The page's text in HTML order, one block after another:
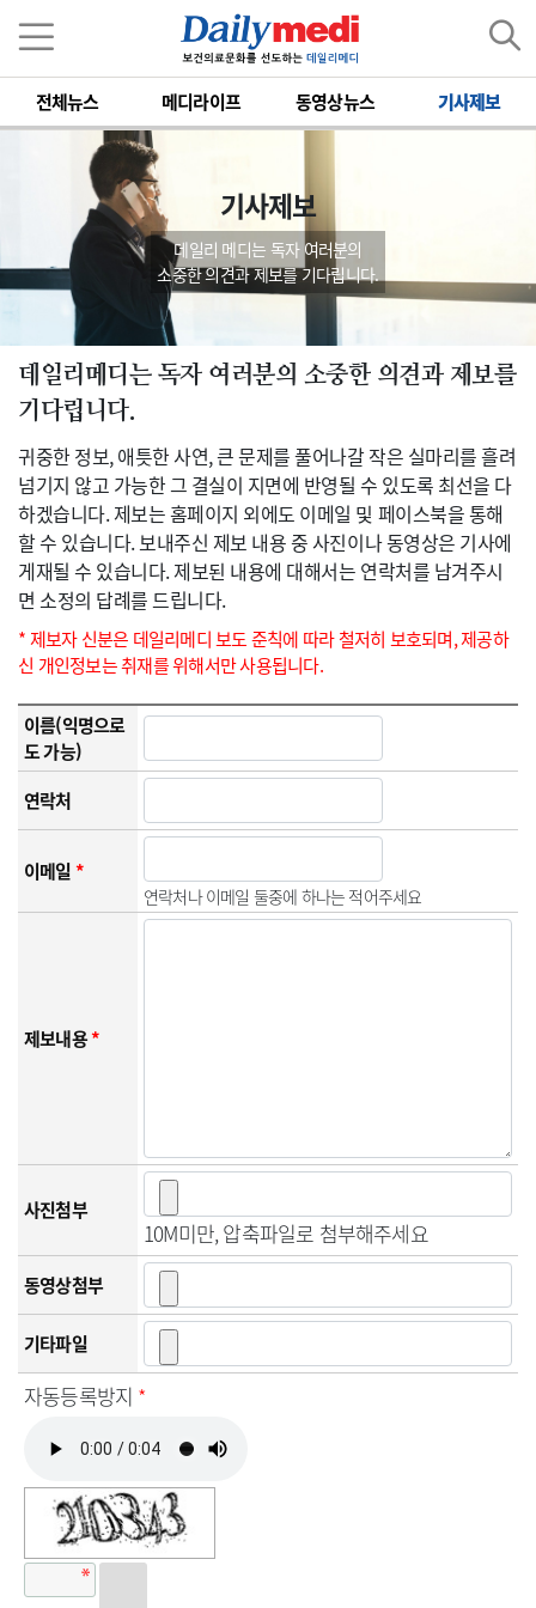
전체뉴스 메디라이프 동영상뉴스 기사제보
기사제보
데일리 메디는 독자 여러분의
소중한 의견과 제보를 기다립니다.
데일리메디는 독자 여러분의 소중한 의견과 제보를
기다립니다.
귀중한 정보, 애틋한 사연, 큰 문제를 풀어나갈 작은 실마리를 흘려
넘기지 않고 가능한 그 결실이 지면에 반영될 수 있도록 최선을 다
하겠습니다. 제보는 홈페이지 외에도 이메일 및 페이스북을 통해
할 수 있습니다. 보내주신 제보 내용 중 사진이나 동영상은 기사에
게재될 수 있습니다. 제보된 내용에 대해서는 연락처를 남겨주시
면 소정의 답례를 드립니다.
* 제보자 신분은 데일리메디 보도 준칙에 따라 철저히 보호되며, 제공하
신 개인정보는 취재를 위해서만 사용됩니다.
이름(익명으로
도 가능)
연락처
이메일*
연락처나 이메일 둘중에 하나는 적어주세요
제보내용*
사진첨부
10M미만, 압축파일로 첨부해주세요
동영상첨부
기타파일
자동등록방지 *